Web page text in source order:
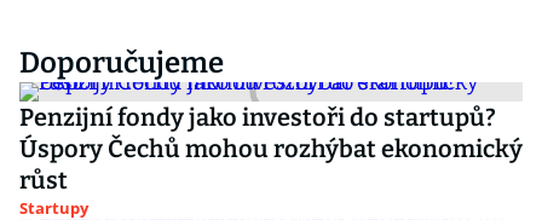
Doporučujeme
Penzijní fondy jako investoři do startupů?
Úspory Čechů mohou rozhýbat ekonomický
růst
Startupy